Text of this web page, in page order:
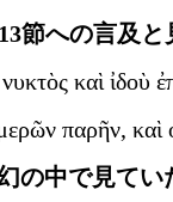
節への言及と
καὶ
παρῆν,
の中で見て